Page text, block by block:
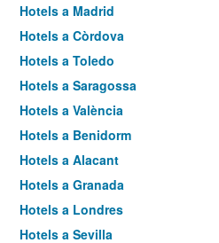
Hotels a Madrid
Hotels a Còrdova
Hotels a Toledo
Hotels a Saragossa
Hotels a València
Hotels a Benidorm
Hotels a Alacant
Hotels a Granada
Hotels a Londres
Hotels a Sevilla